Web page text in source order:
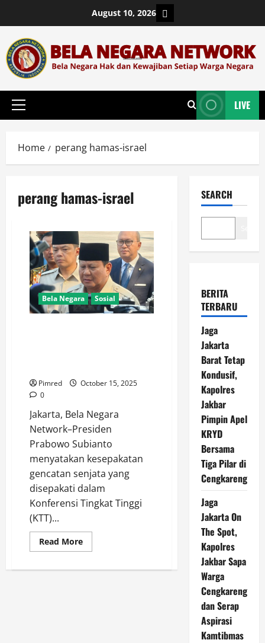
content
August 10, 2026 Login
Primary
LIVE
Home perang hamas-israel
perang hamas-israel
Bela Negara Sosial
Pimred
October 15, 2025
0
Jakarta, Bela Negara
Network–Presiden
Prabowo Subianto
menyatakan kesepakatan
gencatan senjata yang
disepakati dalam
Konferensi Tingkat Tinggi
(KTT)...
Read MoreRead
more
Senjata
SEARCH
BERITA
TERBARU
Jaga
Jakarta
Barat Tetap
Kondusif,
Kapolres
Jakbar
Pimpin Apel
KRYD
Bersama
Tiga Pilar di
Cengkareng
Jaga
Jakarta On
The Spot,
Kapolres
Jakbar Sapa
Warga
Cengkareng
dan Serap
Aspirasi
Kamtibmas